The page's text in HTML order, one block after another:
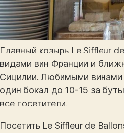
Главный козырь Le Siffleur
видами вин Франции и
Сицилии. Любимыми винами
один бокал до 10-15 за
все посетители.
Посетить Le Siffleur de